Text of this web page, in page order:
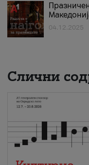
04.12.2025
Слични